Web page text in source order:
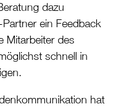
dazu
ein Feedback
Mitarbeiter des
schnell in
hat